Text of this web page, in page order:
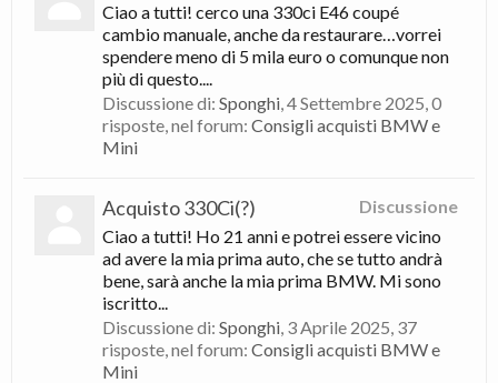
Ciao a tutti! cerco una 330ci E46 coupé
cambio manuale, anche da restaurare…vorrei
spendere meno di 5 mila euro o comunque non
più di questo....
Discussione di: Sponghi,4 Settembre 2025, 0
risposte, nel forum: Consigli acquisti BMW e
Mini
Discussione
Acquisto 330Ci(?)
Ciao a tutti! Ho 21 anni e potrei essere vicino
ad avere la mia prima auto, che se tutto andrà
bene, sarà anche la mia prima BMW. Mi sono
iscritto...
Discussione di: Sponghi, 3 Aprile 2025, 37
risposte, nel forum: Consigli acquisti BMW e
Mini